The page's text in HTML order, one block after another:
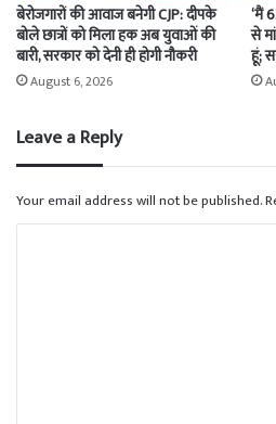
बेरोजगारों की आवाज बनेगी CJP: दीपके
बोले छात्रों को मिला हक अब युवाओं की
बारी, सरकार को देनी ही होगी नौकरी
August 6, 2026
‘मैं
से
हूं;
Leave a Reply
Your email address will not be published.